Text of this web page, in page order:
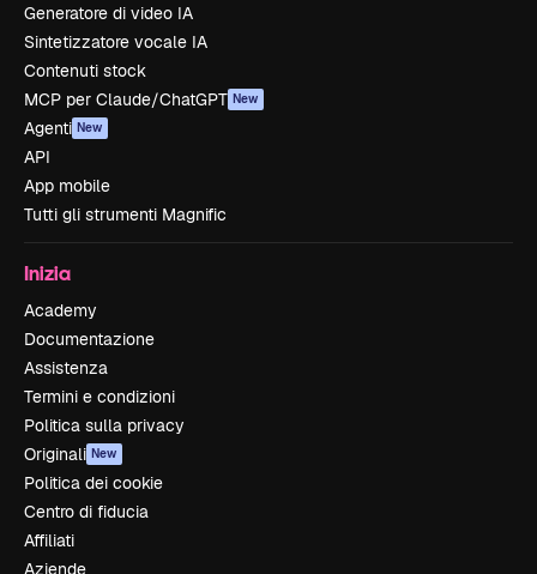
Generatore di video IA
Sintetizzatore vocale IA
Contenuti stock
MCP per Claude/ChatGPT New
Agenti New
API
App mobile
Tutti gli strumenti Magnific
Inizia
Academy
Documentazione
Assistenza
Termini e condizioni
Politica sulla privacy
Originali New
Politica dei cookie
Centro di fiducia
Affiliati
Aziende